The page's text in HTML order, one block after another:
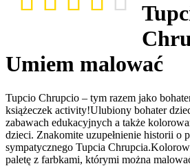
Umiem malować
Tupcio Chrupcio – tym razem jako
książeczek activity!Ulubiony bohater
zabawach edukacyjnych a także
dzieci. Znakomite uzupełnienie historii o
sympatycznego Tupcia
paletę z farbkami, którymi można